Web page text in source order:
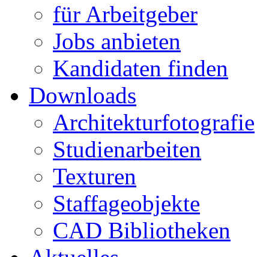
für Arbeitgeber
Jobs anbieten
Kandidaten finden
Downloads
Architekturfotografie
Studienarbeiten
Texturen
Staffageobjekte
CAD Bibliotheken